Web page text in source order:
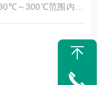
～300℃范围内的
、溶剂、石油及有关